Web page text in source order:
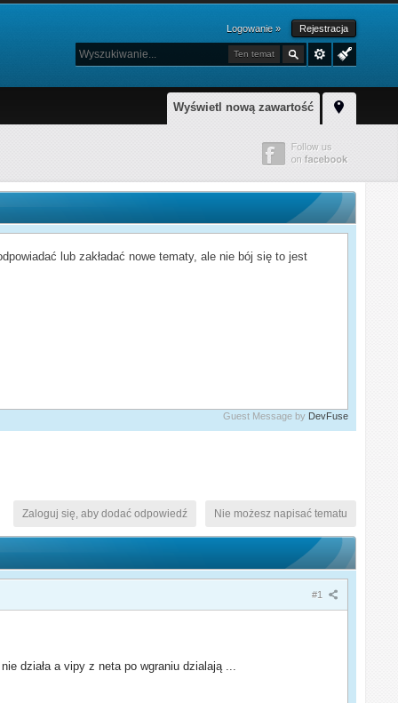
Logowanie » Rejestracja
Ten temat
Wyświetl nową zawartość
lub zakładać nowe tematy, ale nie bój się to jest
Guest Message by DevFuse
Nie możesz napisać tematu
Zaloguj się, aby dodać odpowiedź
#1
działa a vipy z neta po wgraniu dzialają ...